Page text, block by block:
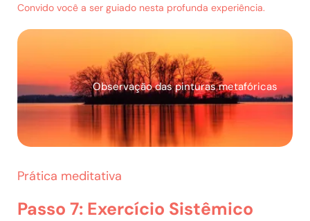
Convido você a ser guiado nesta profunda experiência.
Observação das pinturas metafóricas
Prática meditativa
Passo 7: Exercício Sistêmico